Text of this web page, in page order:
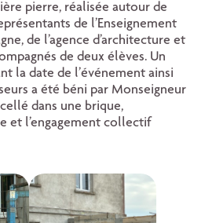
pierre, réalisée autour de
de l’Enseignement
de l’agence d’architecture et
de deux élèves. Un
la date de l’événement ainsi
a été béni par Monseigneur
dans une brique,
et l’engagement collectif